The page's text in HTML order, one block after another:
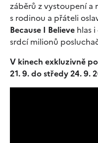
záběrů z vystoupení a
s rodinou a přáteli
Because I Believe hlas
srdcí milionů
V kinech exkluzivně
21. 9. do středy 24. 9.